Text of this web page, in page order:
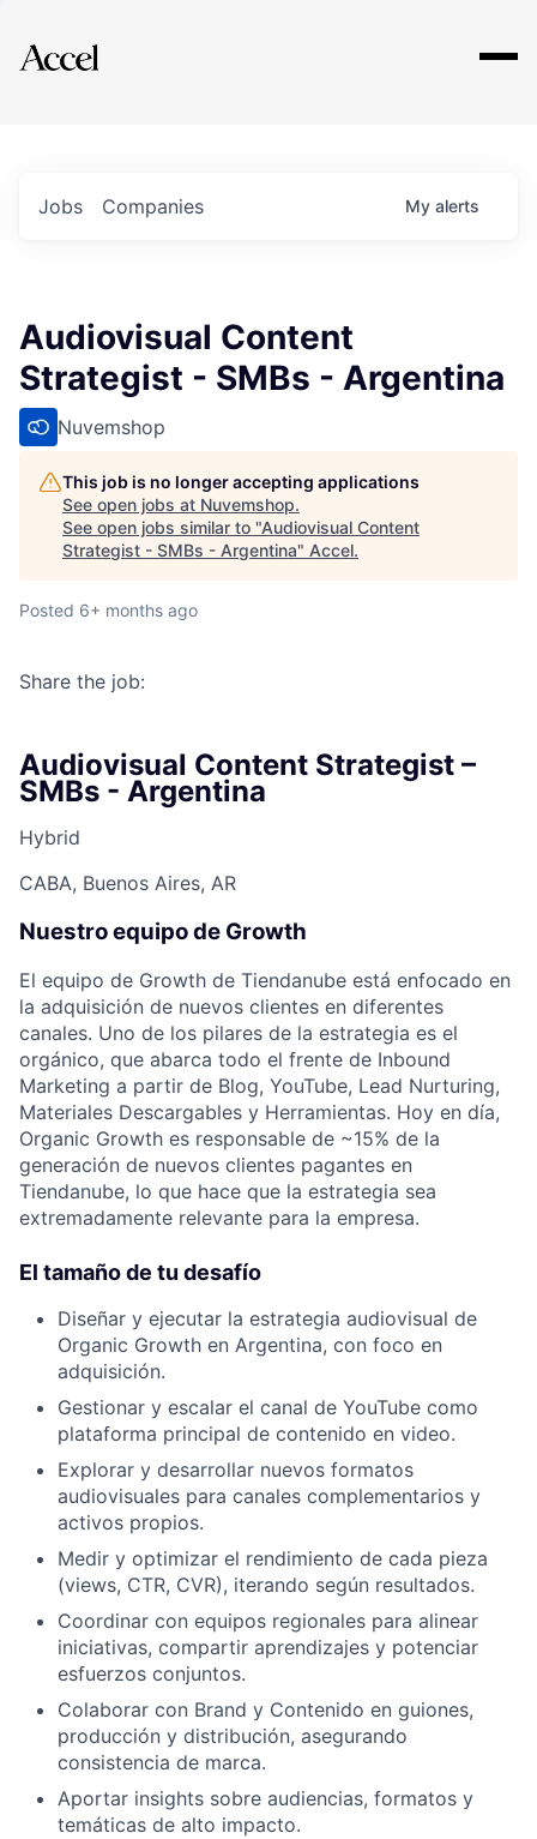
Explore
Jobs Companies My alerts
Audiovisual Content
Strategist - SMBs - Argentina
Nuvemshop
This job is no longer accepting applications
See open jobs at Nuvemshop.
See open jobs similar to "Audiovisual Content
Strategist - SMBs - Argentina" Accel.
Posted 6+ months ago
Share the job:
Audiovisual Content Strategist –
SMBs - Argentina
Hybrid
CABA, Buenos Aires, AR
Nuestro equipo de Growth
El equipo de Growth de Tiendanube está enfocado en
la adquisición de nuevos clientes en diferentes
canales. Uno de los pilares de la estrategia es el
orgánico, que abarca todo el frente de Inbound
Marketing a partir de Blog, YouTube, Lead Nurturing,
Materiales Descargables y Herramientas. Hoy en día,
Organic Growth es responsable de ~15% de la
generación de nuevos clientes pagantes en
Tiendanube, lo que hace que la estrategia sea
extremadamente relevante para la empresa.
El tamaño de tu desafío
Diseñar y ejecutar la estrategia audiovisual de
Organic Growth en Argentina, con foco en
adquisición.
Gestionar y escalar el canal de YouTube como
plataforma principal de contenido en video.
Explorar y desarrollar nuevos formatos
audiovisuales para canales complementarios y
activos propios.
Medir y optimizar el rendimiento de cada pieza
(views, CTR, CVR), iterando según resultados.
Coordinar con equipos regionales para alinear
iniciativas, compartir aprendizajes y potenciar
esfuerzos conjuntos.
Colaborar con Brand y Contenido en guiones,
producción y distribución, asegurando
consistencia de marca.
Aportar insights sobre audiencias, formatos y
temáticas de alto impacto.